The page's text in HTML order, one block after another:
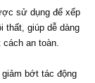
sử dụng để xếp
thất, giúp dễ dàng
cách an toàn.
bớt tác động